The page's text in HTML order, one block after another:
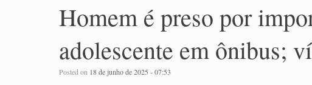
Homem é preso por
adolescente em ônibus;
Posted on 18 de junho de 2025 - 07:53